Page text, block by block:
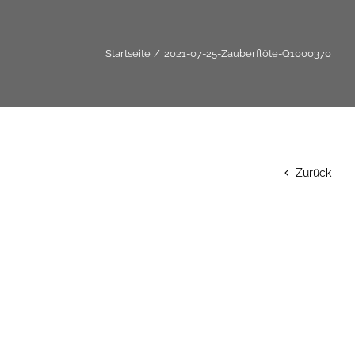
Startseite 2021-07-25-Zauberflöte-Q1000370
Zurück